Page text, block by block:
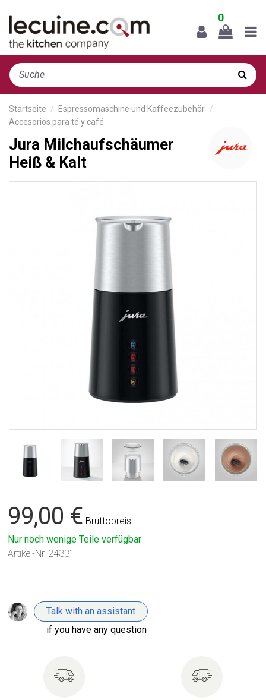
0
Startseite
Espressomaschine und Kaffeezubehör
Accesorios para té y café
Jura Milchaufschäumer
Heiß & Kalt
99,00 € Bruttopreis
Nur noch wenige Teile verfügbar
Artikel-Nr. 24331
Talk with an assistant
if you have any question